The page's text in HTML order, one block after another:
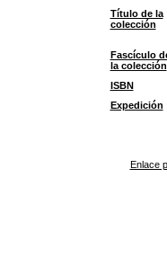
Título de la
colección
Fascículo
la colección
ISBN
Expedición
Enlace